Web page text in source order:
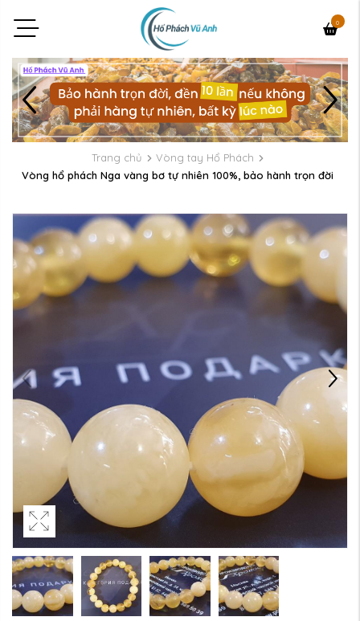
0
Trang chủ
Vòng tay Hổ Phách
Vòng hổ phách Nga vàng bơ tự nhiên 100%, bảo hành trọn đời